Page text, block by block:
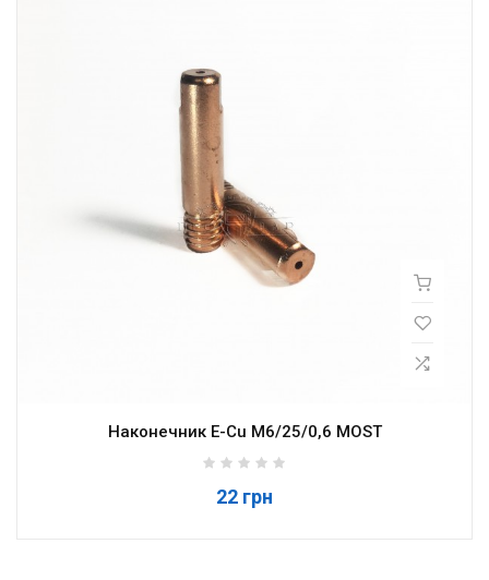
Наконечник E-Cu M6/25/0,6 MOST
22 грн